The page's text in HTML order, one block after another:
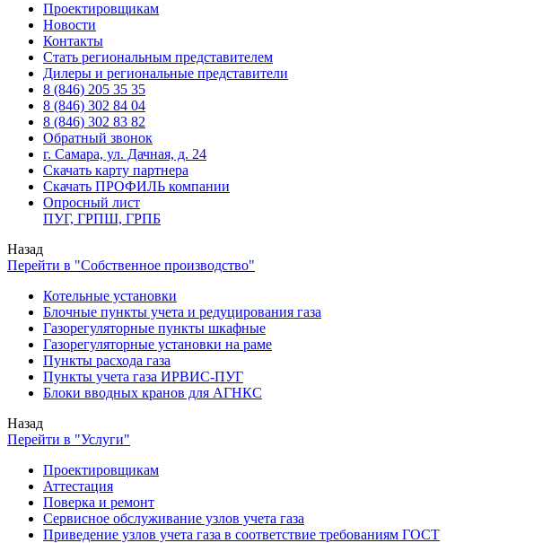
Проектировщикам
Новости
Контакты
Стать региональным представителем
Дилеры и региональные представители
8 (846) 205 35 35
8 (846) 302 84 04
8 (846) 302 83 82
Обратный звонок
г. Самара, ул. Дачная, д. 24
Скачать карту партнера
Скачать ПРОФИЛЬ компании
Опросный лист
ПУГ, ГРПШ, ГРПБ
Назад
Перейти в "Собственное производство"
Котельные установки
Блочные пункты учета и редуцирования газа
Газорегуляторные пункты шкафные
Газорегуляторные установки на раме
Пункты расхода газа
Пункты учета газа ИРВИС-ПУГ
Блоки вводных кранов для АГНКС
Назад
Перейти в "Услуги"
Проектировщикам
Аттестация
Поверка и ремонт
Сервисное обслуживание узлов учета газа
Приведение узлов учета газа в соответствие требованиям ГОСТ